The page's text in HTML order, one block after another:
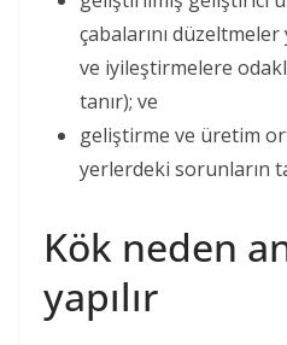
çabalarını
ve iyileştirmelere
tanır); ve
geliştirme ve üretim
yerlerdeki sorunların
Kök neden
yapılır